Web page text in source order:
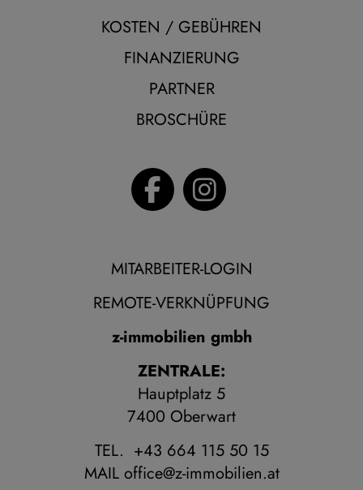
KOSTEN / GEBÜHREN
FINANZIERUNG
PARTNER
BROSCHÜRE
MITARBEITER-LOGIN
REMOTE-VERKNÜPFUNG
z-immobilien gmbh
ZENTRALE:
Hauptplatz 5
7400 Oberwart
TEL. +43 664 115 50 15
MAIL office@z-immobilien.at